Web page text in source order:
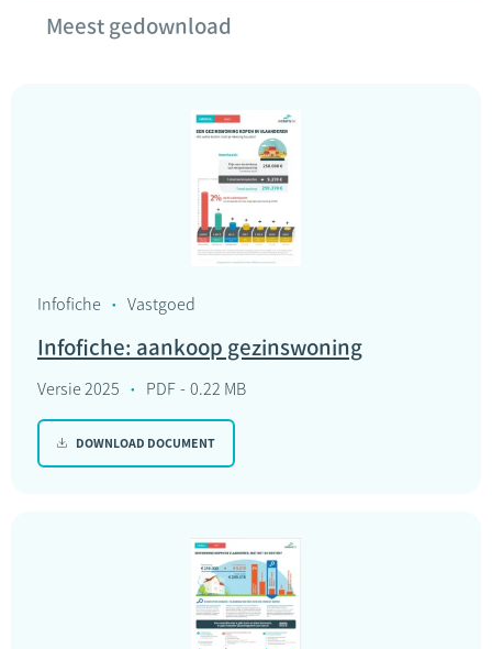
Meest gedownload
Infofiche Vastgoed
Infofiche: aankoop gezinswoning
Versie 2025 PDF 0.22 MB
DOWNLOAD DOCUMENT